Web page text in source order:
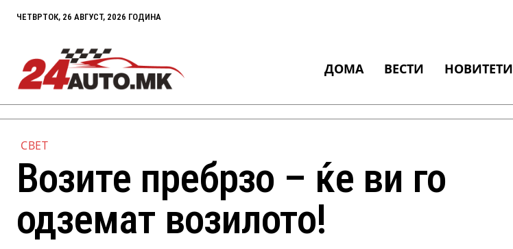
ЧЕТВРТОК, 26 АВГУСТ, 2026 ГОДИНА
ДОМА ВЕСТИ НОВИТЕТИ
СВЕТ
Возите пребрзо – ќе ви го
одземат возилото!